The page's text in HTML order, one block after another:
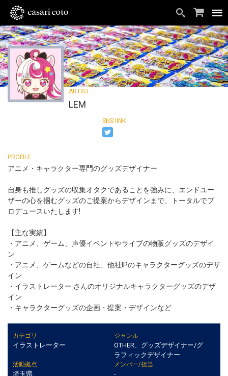
LEM
アニメ・キャラクター専門のグッズデザイナー
自身も推しグッズの収集オタクであることを強みに、エンドユー
ザーの心を掴むグッズのご提案からデザインまで、トータルでプ
ロデュースいたします!
【主な実績】
・アニメ、ゲーム、声優イベントやライブの物販グッズのデザイ
ン
・アニメ、ゲームなどの自社、他社IPのキャラクターグッズのデザ
イン
・イラストレーター さんのオリジナルキャラクターグッズのデザ
イン
・キャラクターグッズの企画・提案・デザインなど
カテゴリ
イラストレーター
ジャンル
OTHER、グッズデザイナー/グ
ラフィックデザイナー
活動拠点
埼玉県
メンバー/担当
-